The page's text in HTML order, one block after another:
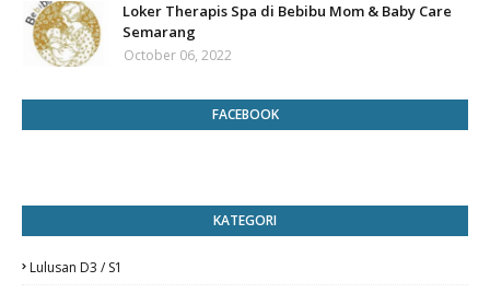
Loker Therapis Spa di Bebibu Mom & Baby Care
Semarang
October 06, 2022
FACEBOOK
KATEGORI
Lulusan D3 / S1